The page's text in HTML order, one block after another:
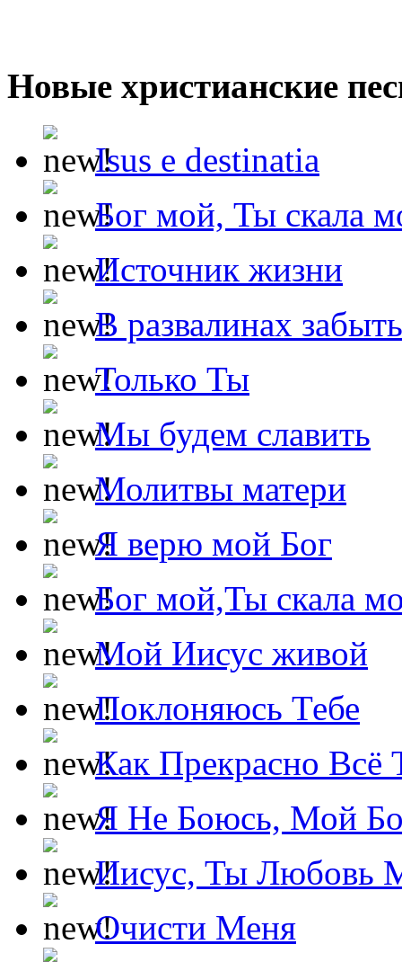
Новые христианские
Isus e destinatia
Бог мой, Ты скала
Источник жизни
В развалинах
Только Ты
Мы будем славить
Молитвы матери
Я верю мой Бог
Бог мой,Ты скала
Мой Иисус живой
Поклоняюсь Тебе
Как Прекрасно Всё
Я Не Боюсь, Мой
Иисус, Ты Любовь
Очисти Меня